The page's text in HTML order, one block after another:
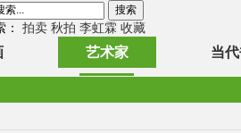
： 拍卖 秋拍 李虹霖 收藏
艺术家 当